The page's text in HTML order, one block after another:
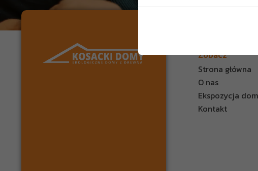
Zobacz
Strona główna
O nas
Ekspozycja
Kontakt